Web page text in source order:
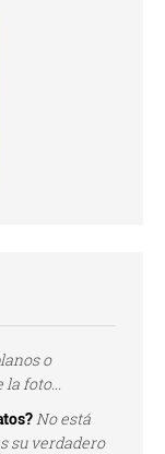
o
la foto...
No está
su verdadero